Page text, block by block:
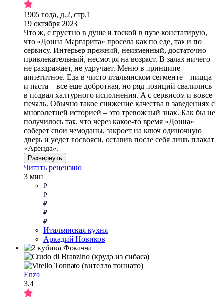
1905 года, д.2, стр.1
19 октября 2023
Что ж, с грустью в душе и тоской в пузе констатирую,
что «Донна Маргарита» просела как по еде, так и по
сервису. Интерьер прежний, неизменный, достаточно
привлекательный, несмотря на возраст. В залах ничего
не раздражает, не удручает. Меню в принципе
аппетитное. Еда в чисто итальянском сегменте – пицца
и паста – все еще добротная, но ряд позиций свалились
в подвал халтурного исполнения. А с сервисом и вовсе
печаль. Обычно такое снижение качества в заведениях с
многолетней историей – это тревожный знак. Как бы не
получилось так, что через какое-то время «Донна»
соберет свои чемоданы, закроет на ключ одиночную
дверь и уедет восвояси, оставив после себя лишь плакат
«Аренда».
Развернуть
Читать рецензию
3 мин
Итальянская кухня
Аркадий Новиков
Enzo
3.4